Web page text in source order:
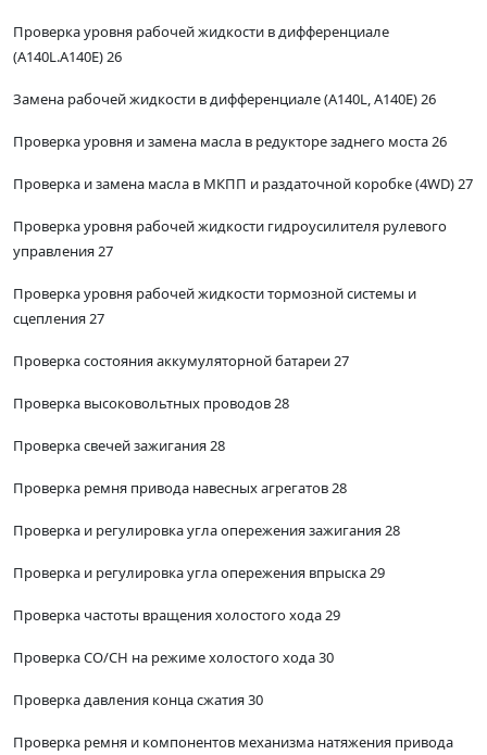
Проверка уровня рабочей жидкости в дифференциале
(A140L.A140E) 26
Замена рабочей жидкости в дифференциале (A140L, А140Е) 26
Проверка уровня и замена масла в редукторе заднего моста 26
Проверка и замена масла в МКПП и раздаточной коробке (4WD) 27
Проверка уровня рабочей жидкости гидроусилителя рулевого
управления 27
Проверка уровня рабочей жидкости тормозной системы и
сцепления 27
Проверка состояния аккумуляторной батареи 27
Проверка высоковольтных проводов 28
Проверка свечей зажигания 28
Проверка ремня привода навесных агрегатов 28
Проверка и регулировка угла опережения зажигания 28
Проверка и регулировка угла опережения впрыска 29
Проверка частоты вращения холостого хода 29
Проверка СО/СН на режиме холостого хода 30
Проверка давления конца сжатия 30
Проверка ремня и компонентов механизма натяжения привода